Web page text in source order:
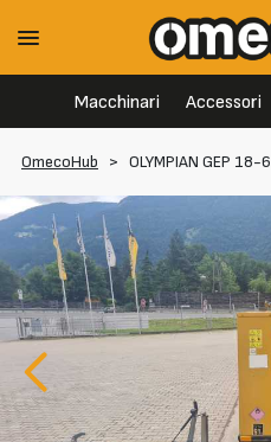
Macchinari Accessori
OmecoHub > OLYMPIAN GEP 18-6